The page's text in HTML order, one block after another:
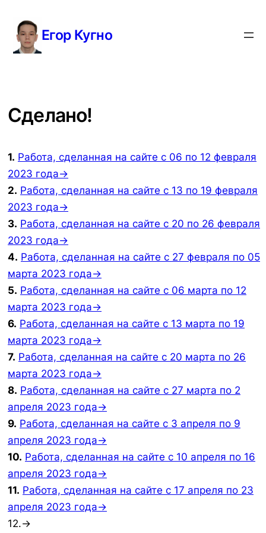
содержимому
Егор Кугно
Сделано!
1. Работа, сделанная на сайте с 06 по 12 февраля
2023 года→
2. Работа, сделанная на сайте с 13 по 19 февраля
2023 года→
3. Работа, сделанная на сайте с 20 по 26 февраля
2023 года→
4. Работа, сделанная на сайте с 27 февраля по 05
марта 2023 года→
5. Работа, сделанная на сайте с 06 марта по 12
марта 2023 года→
6. Работа, сделанная на сайте с 13 марта по 19
марта 2023 года→
7. Работа, сделанная на сайте с 20 марта по 26
марта 2023 года→
8. Работа, сделанная на сайте с 27 марта по 2
апреля 2023 года→
9. Работа, сделанная на сайте с 3 апреля по 9
апреля 2023 года→
10. Работа, сделанная на сайте с 10 апреля по 16
апреля 2023 года→
11. Работа, сделанная на сайте с 17 апреля по 23
апреля 2023 года→
12.→